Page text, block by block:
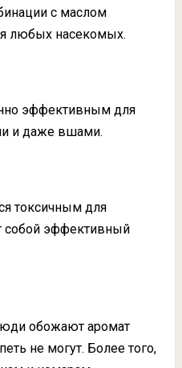
с маслом
любых насекомых.
эффективным для
и даже вшами.
токсичным для
собой эффективный
обожают аромат
не могут. Более того,